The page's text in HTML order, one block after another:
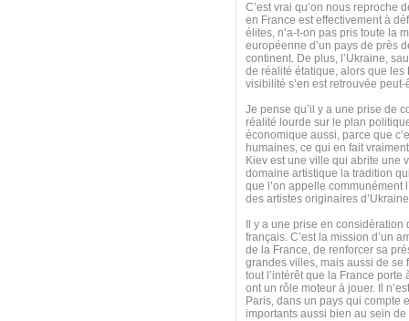
C’est vrai qu’on nous reproche
en France est effectivement à
élites, n’a-t-on pas pris toute la
européenne d’un pays de près
continent. De plus, l’Ukraine,
de réalité étatique, alors que les
visibilité s’en est retrouvée
Je pense qu’il y a une prise de
réalité lourde sur le plan
économique aussi, parce que
humaines, ce qui en fait
Kiev est une ville qui abrite une
domaine artistique la tradition
que l’on appelle communément
des artistes originaires
Il y a une prise en
français. C’est la mission d’un
de la France, de renforcer sa
grandes villes, mais aussi de se
tout l’intérêt que la France
ont un rôle moteur à jouer. Il
Paris, dans un pays qui compte
importants aussi bien au sein de